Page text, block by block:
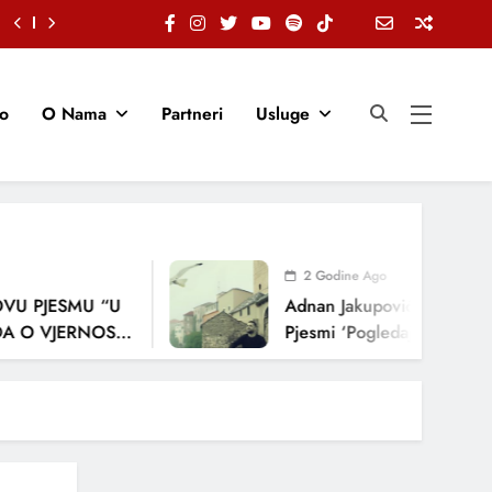
O Nama Partneri Usluge
“U
2 Godine Ago
Adnan Jakupović Donosi
Pjesmi ‘Pogledaj Me’